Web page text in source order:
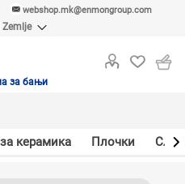
webshop.mk@enmongroup.com
Zemlje
MKD
за бањи
керамика Плочки